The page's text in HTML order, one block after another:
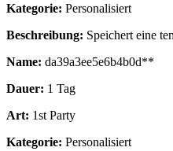
Kategorie: Personalisiert
Beschreibung: Speichert eine
Name: da39a3ee5e6b4b0d**
Dauer: 1 Tag
Art: 1st Party
Kategorie: Personalisiert